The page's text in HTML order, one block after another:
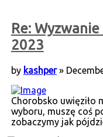
Re:
2023
by kashper»
Chorobsko uwięziło
wyboru, muszę coś
zobaczymy jak